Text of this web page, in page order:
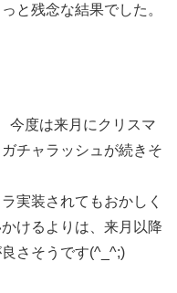
と残念な結果でした。
今度は来月にクリスマ
チャラッシュが続きそ
実装されてもおかしく
けるよりは、来月以降
さそうです(^_^;)